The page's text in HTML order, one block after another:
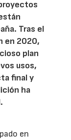
Tras el
en 2020,
plan
usos,
final y
ha
en